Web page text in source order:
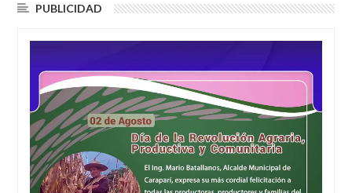
PUBLICIDAD